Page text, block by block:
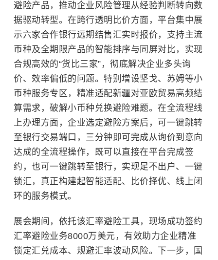
避险产品，推动企业风险管理从经验判断转向数
据驱动转型。在跨行透明比价方面，平台集中展
示六家合作银行远期结售汇实时报价，支持主流
币种及全期限产品的智能排序与同屏对比，实现
合规高效的“货比三家”，彻底解决企业多头询
价、效率偏低的问题。特别增设坚戈、苏姆等小
币种服务专区，精准适配新疆对亚欧贸易高频结
算需求，破解小币种兑换避险难题。在全流程线
上办理方面，企业选定避险方案后，可一键跳转
至银行交易端口，三分钟即可完成从询价到意向
达成的全流程操作，既可以直接在平台完成签
约，也可一键跳转至银行，实现足不出户、一键
锁汇，真正构建起智能适配、比价择优、线上闭
环的服务模式。
展会期间，依托该汇率避险工具，现场成功签约
汇率避险业务8000万美元，有效助力企业精准
锁定汇兑成本、规避汇率波动风险。下一步，国